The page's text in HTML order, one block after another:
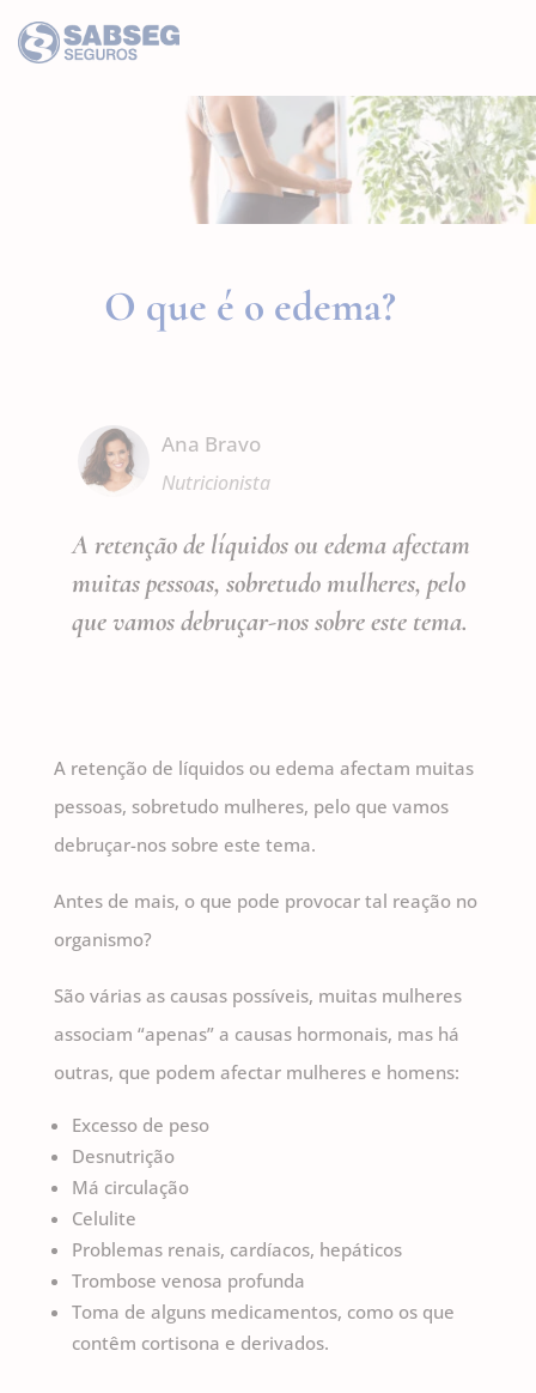
O que é o edema?
Ana Bravo
Nutricionista
A retenção de líquidos ou edema afectam
muitas pessoas, sobretudo mulheres, pelo
que vamos debruçar-nos sobre este tema.
A retenção de líquidos ou edema afectam muitas
pessoas, sobretudo mulheres, pelo que vamos
debruçar-nos sobre este tema.
Antes de mais, o que pode provocar tal reação no
organismo?
São várias as causas possíveis, muitas mulheres
associam “apenas” a causas hormonais, mas há
outras, que podem afectar mulheres e homens:
Excesso de peso
Desnutrição
Má circulação
Celulite
Problemas renais, cardíacos, hepáticos
Trombose venosa profunda
Toma de alguns medicamentos, como os que
contêm cortisona e derivados.